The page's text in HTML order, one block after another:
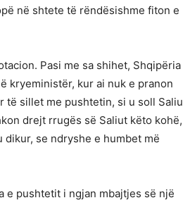
në shtete të rëndësishme fiton e
Pasi me sa shihet, Shqipëria
kryeministër, kur ai nuk e pranon
të sillet me pushtetin, si u soll Saliu
drejt rrugës së Saliut këto kohë,
se ndryshe e humbet më
e pushtetit i ngjan mbajtjes së një